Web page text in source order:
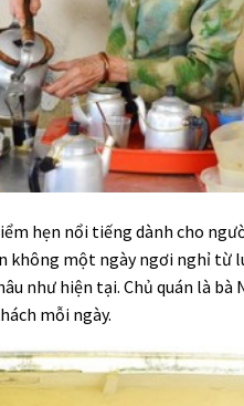
hẹn nổi tiếng dành cho
không một ngày ngơi nghỉ từ
như hiện tại. Chủ quán là bà
mỗi ngày.